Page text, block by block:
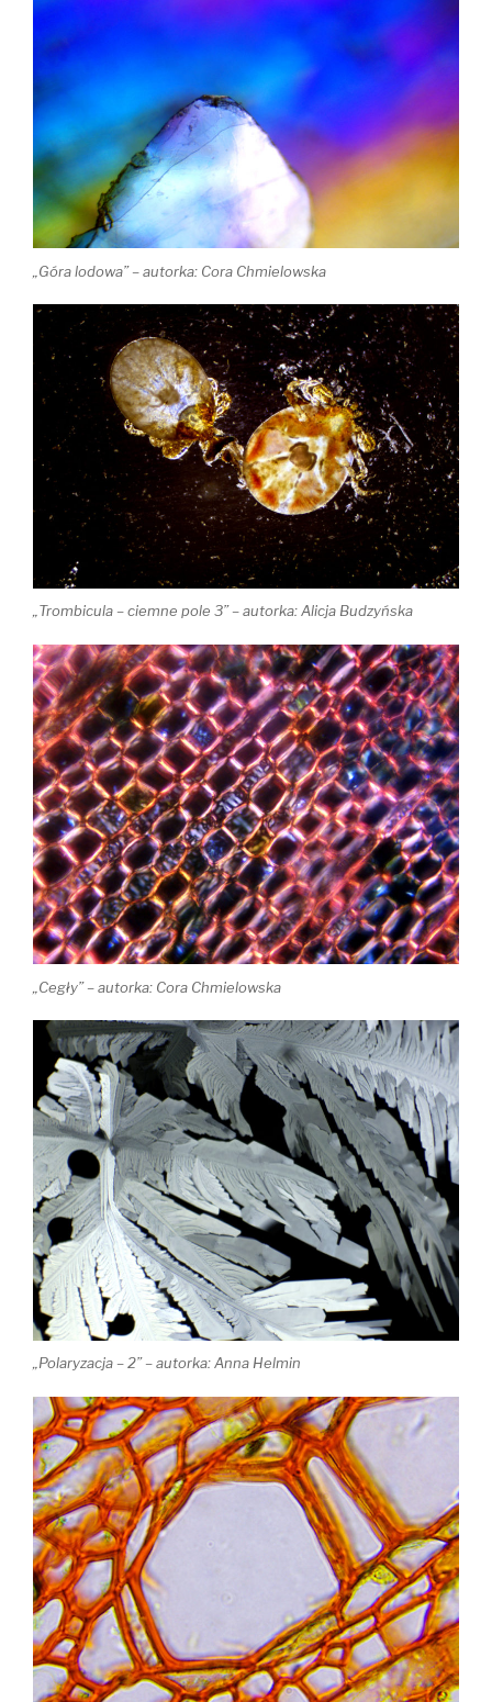
„Góra lodowa” – autorka: Cora Chmielowska
„Trombicula – ciemne pole 3” – autorka: Alicja Budzyńska
„Cegły” – autorka: Cora Chmielowska
„Polaryzacja – 2” – autorka: Anna Helmin